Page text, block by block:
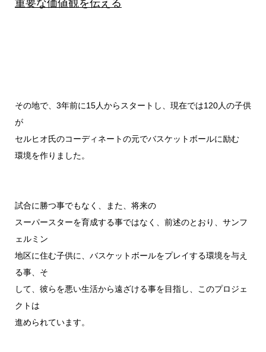
重要な価値観を伝える
その地で、3年前に15人からスタートし、現在では120人の子供
が
セルヒオ氏のコーディネートの元でバスケットボールに励む
環境を作りました。
試合に勝つ事でもなく、また、将来の
スーパースターを育成する事ではなく、前述のとおり、サンフ
ェルミン
地区に住む子供に、バスケットボールをプレイする環境を与え
る事、そ
して、彼らを悪い生活から遠ざける事を目指し、このプロジェ
クトは
進められています。